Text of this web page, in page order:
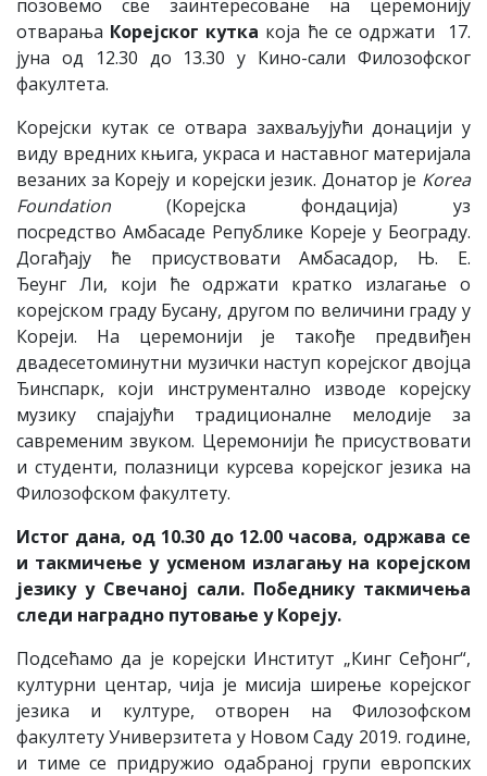
позовемо све заинтересоване на церемонију
отварања Корејског кутка која ће се одржати 17.
јуна од 12.30 до 13.30 у Кино-сали Филозофског
факултета.
Корејски кутак се отвара захваљујући донацији у
виду вредних књига, украса и наставног материјала
везаних за Kореју и корејски језик. Донатор је Korea
Foundation (Корејска фондација) уз
посредство Амбасаде Републике Кореје у Београду.
Догађају ће присуствовати Амбасадор, Њ. Е.
Ђеунг Ли, који ће одржати кратко излагање о
корејском граду Бусану, другом по величини граду у
Кореји. На церемонији је такође предвиђен
двадесетоминутни музички наступ корејског двојца
Ђинспарк, који инструментално изводе корејску
музику спајајући традиционалне мелодије за
савременим звуком. Церемонији ће присуствовати
и студенти, полазници курсева корејског језика на
Филозофском факултету.
Истог дана, од 10.30 до 12.00 часова, одржава се
и такмичење у усменом излагању на корејском
језику у Свечаној сали. Победнику такмичења
следи наградно путовање у Кореју.
Подсећамо да је корејски Институт „Кинг Сеђонг“,
културни центар, чија је мисија ширење корејског
језика и културе, отворен на Филозофском
факултету Универзитета у Новом Саду 2019. године,
и тиме се придружио одабраној групи европских